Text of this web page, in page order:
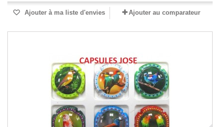
Ajouter à ma liste d'envies Ajouter au comparateur